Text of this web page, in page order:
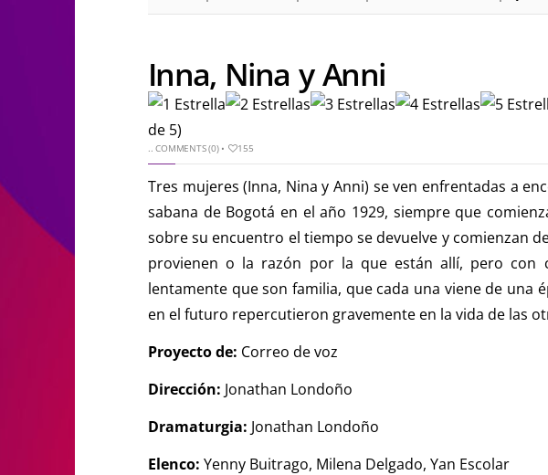
Inna, Nina y Anni
de 5)
..COMMENTS (0)• 155
Tres mujeres (Inna, Nina y Anni) se ven enfrentadas a
sabana de Bogotá en el año 1929, siempre que
sobre su encuentro el tiempo se devuelve y comienzan
provienen o la razón por la que están allí, pero con
lentamente que son familia, que cada una viene de una
en el futuro repercutieron gravemente en la vida de las
Proyecto de: Correo de voz
Dirección: Jonathan Londoño
Dramaturgia: Jonathan Londoño
Elenco: Yenny Buitrago, Milena Delgado, Yan Escolar